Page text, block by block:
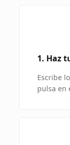
1. Haz
Escribe
pulsa en